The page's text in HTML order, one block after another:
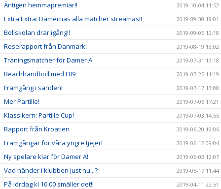
Äntigen hemmapremiär!! 2019-10-04 11:52
Extra Extra: Damernas alla matcher streamas!! 2019-09-30 19:01
Bollskolan drar igång!! 2019-09-06 12:18
Reserapport från Danmark! 2019-08-19 13:02
Träningsmatcher för Damer A 2019-07-31 13:18
Beachhandboll med F09 2019-07-25 11:19
Framgång i sanden! 2019-07-17 13:00
Mer Partille! 2019-07-05 17:21
Klassikern: Partille Cup! 2019-07-03 14:55
Rapport från Kroatien 2019-06-20 19:06
Framgångar för våra yngre tjejer! 2019-06-12 09:04
Ny spelare klar för Damer A! 2019-06-03 12:07
Vad händer i klubben just nu...? 2019-05-17 11:44
På lördag kl 16.00 smäller det!! 2019-04-11 22:51